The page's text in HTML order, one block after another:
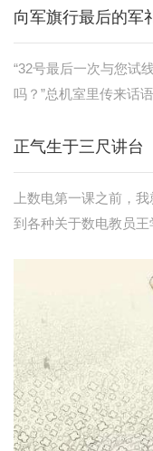
头，一如当年我们兵之
向军旗行最后的军
​“32号最后一次与您试
吗？”总机室里传来话
眼。是啊！退伍季的离
心。
正气生于三尺讲台
上数电第一课之前，
到各种关于数电教员
中，我看到的却是紧